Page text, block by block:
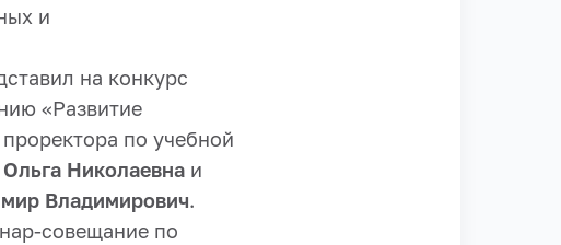
и
на конкурс
«Развитие
по учебной
Николаевна и
Владимирович.
совещание по